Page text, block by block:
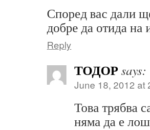
Според вас дали
добре да отида на
Reply
ТОДОРsays:
June 18, 2012 at
Това трябва
няма да е